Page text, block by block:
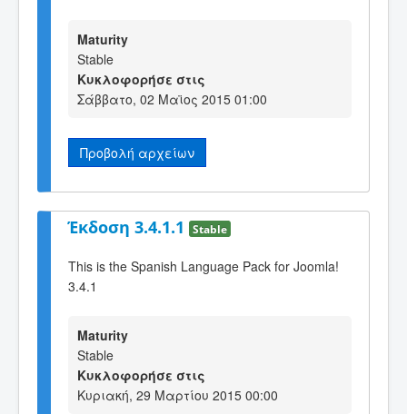
Maturity
Stable
Κυκλοφορήσε στις
Σάββατο, 02 Μαϊος 2015 01:00
Προβολή αρχείων
Έκδοση 3.4.1.1 Stable
This is the Spanish Language Pack for Joomla!
3.4.1
Maturity
Stable
Κυκλοφορήσε στις
Κυριακή, 29 Μαρτίου 2015 00:00